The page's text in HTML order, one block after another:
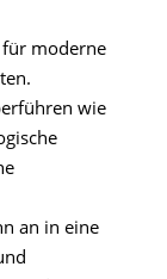
für moderne
wie
an in eine